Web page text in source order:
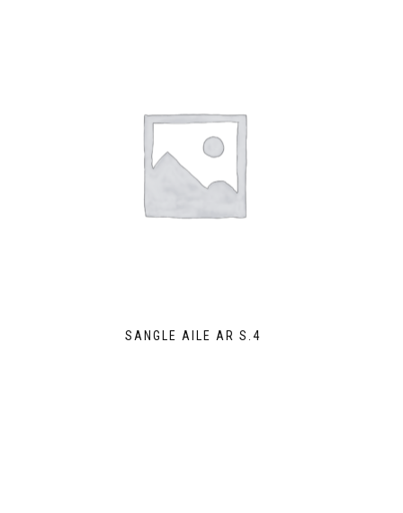
SANGLE AILE AR S.4